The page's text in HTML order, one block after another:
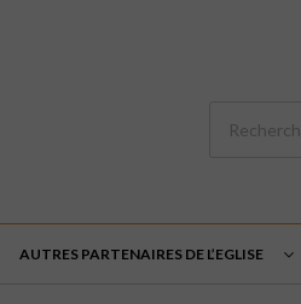
AUTRES PARTENAIRES DE L’EGLISE